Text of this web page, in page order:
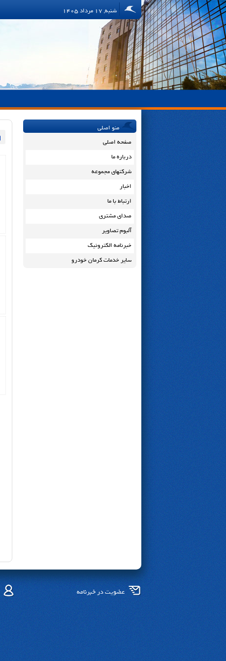
شنبه, 17 مرداد 1405
منو اصلی
صفحه اصلی
درباره ما
شرکتهای مجموعه
اخبار
ارتباط با ما
صدای مشتری
آلبوم تصاویر
خبرنامه الکترونیک
سایر خدمات کرمان خودرو
عضویت در خبرنامه